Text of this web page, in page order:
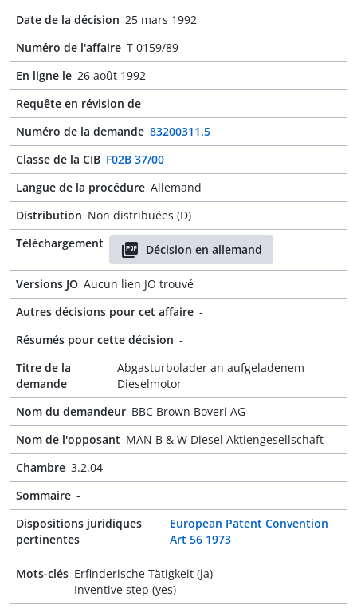
Date de la décision 25 mars 1992
Numéro de l'affaire T 0159/89
En ligne le 26 août 1992
Requête en révision de -
Numéro de la demande 83200311.5
Classe de la CIB F02B 37/00
Langue de la procédure Allemand
Distribution Non distribuées (D)
Téléchargement
Décision en allemand
Versions JO Aucun lien JO trouvé
Autres décisions pour cet affaire -
Résumés pour cette décision -
Titre de la
demande
Abgasturbolader an aufgeladenem
Dieselmotor
Nom du demandeur BBC Brown Boveri AG
Nom de l'opposant MAN B & W Diesel Aktiengesellschaft
Chambre 3.2.04
Sommaire -
Dispositions juridiques
pertinentes
European Patent Convention
Art 56 1973
Mots-clés Erfinderische Tätigkeit (ja)
Inventive step (yes)